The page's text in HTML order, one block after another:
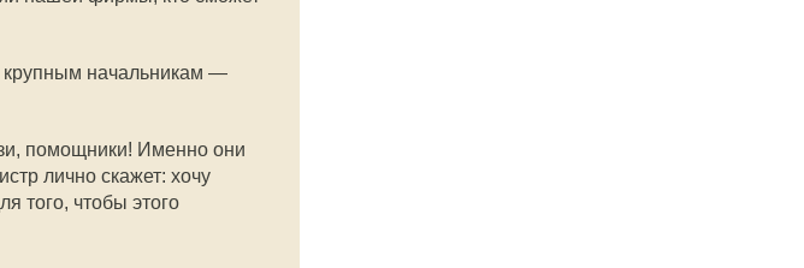
начальникам —
помощники! Именно они
лично скажет: хочу
того, чтобы этого